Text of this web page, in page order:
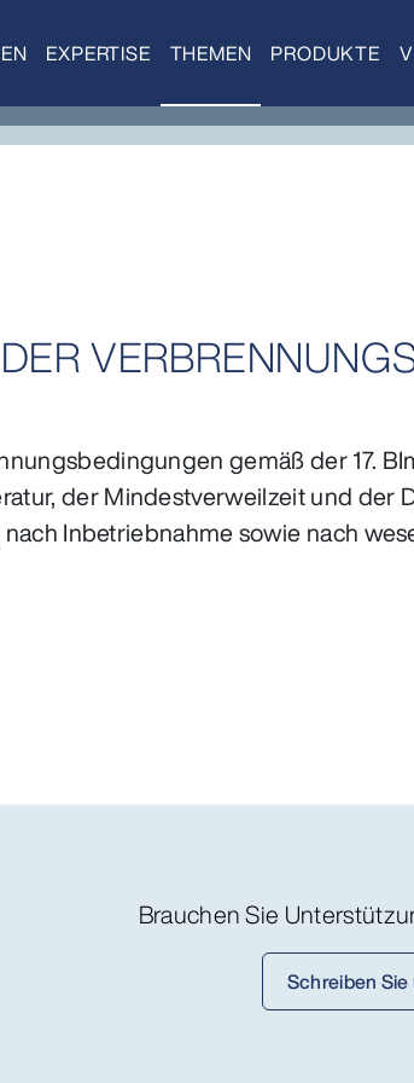
EXPERTISE THEMEN PRODUKTE
gemäß der 17.
der Mindestverweilzeit und
Inbetriebnahme sowie nach
Brauchen Sie
Schreiben Sie